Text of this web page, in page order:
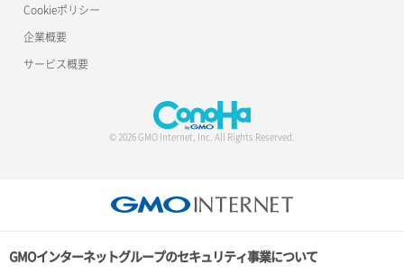
ポート詳細取得
ロードバランサー詳細取得
ロードバランサー追加
Cookieポリシー
企業概要
サービス概要
© 2026 GMO Internet, Inc. All Rights Reserved.
GMOインターネットグループのセキュリティ事業について